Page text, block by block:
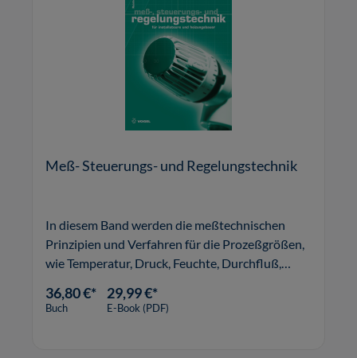
Meß- Steuerungs- und Regelungstechnik
In diesem Band werden die meßtechnischen
Prinzipien und Verfahren für die Prozeßgrößen,
wie Temperatur, Druck, Feuchte, Durchfluß,
praktische Besonderheiten hingewiesen. Weiter
36,80 €*
Buch
29,99 €*
E-Book (PDF)